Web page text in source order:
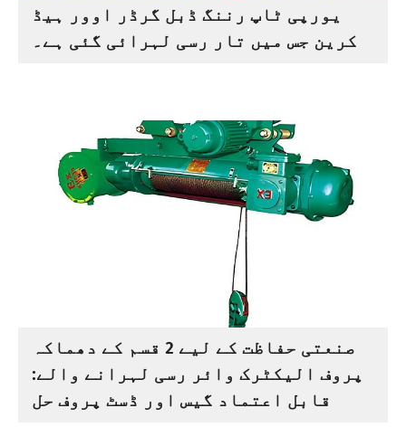
یورپی ٹاپ رننگ ڈبل گرڈر اوور ہیڈ
کرین جس میں تار رسی لہرائی گئی ہے۔
صنعتی حفاظت کے لیے 2 قسم کے دھماکہ
پروف الیکٹرک وائر رسی لہرانے والے:
قابل اعتماد گیس اور ڈسٹ پروف حل